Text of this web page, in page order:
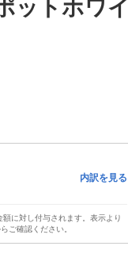
ットホワイ
内訳を見る
に対し付与されます。表示より
ご確認ください。